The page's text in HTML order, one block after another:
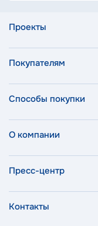
Проекты
Покупателям
Способы покупки
О компании
Пресс-центр
Контакты